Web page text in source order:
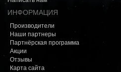
ИНФОРМАЦИЯ
Производители
Наши партнеры
Партнёрская программа
Акции
Отзывы
Карта сайта